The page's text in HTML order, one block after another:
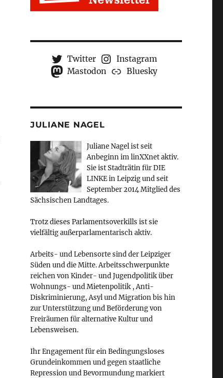
Twitter
Instagram
Mastodon
Bluesky
JULIANE NAGEL
Juliane Nagel ist seit
Anbeginnim linXXnet aktiv.
Sie ist Stadträtin für DIE
LINKE in Leipzig und seit
September 2014 Mitglied des
Sächsischen Landtages.
Trotz dieses Parlamentsoverkills ist sie
vielfältig außerparlamentarisch aktiv.
Arbeits- und Lebensorte sind der Leipziger
Süden und die Mitte. Arbeitsschwerpunkte
reichen von Kinder- und Jugendpolitik über
Wohnungs- und Mietenpolitik , Anti-
Diskriminierung, Asyl und Migration bis hin
zur Unterstützung und Beförderung von
Freiräumen für alternative Kultur und
Lebensweisen.
Ihr Engagement für ein Bedingungsloses
Grundeinkommen und gegen staatliche
Repression und Bevormundung markiert